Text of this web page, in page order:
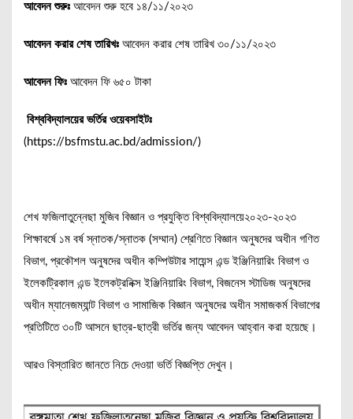
আবেদন শুরুঃ আবেদন শুরু হবে ১৪/১১/২০২৩
আবেদন করার শেষ তারিখঃ আবেদন করার শেষ তারিখ ৩০/১১/২০২৩
আবেদন ফিঃ আবেদন ফি ৬৫০ টাকা
বিশ্ববিদ্যালয়ের ভর্তির ওয়েবসাইটঃ
(https://bsfmstu.ac.bd/admission/)
শেখ ফজিলাতুন্নেছা মুজিব বিজ্ঞান ও প্রযুক্তি বিশ্ববিদ্যালয়ে২০২৩-২০২৩
শিক্ষাবর্ষে ১ম বর্ষ স্নাতক/স্নাতক (সম্মান) শ্রেণিতে বিজ্ঞান অনুষদের অধীন গণিত
বিভাগ, প্রকৌশল অনুষদের অধীন কম্পিউটার সায়েন্স এন্ড ইঞ্জিনিয়ারিং বিভাগ ও
ইলেকট্রিকাল এন্ড ইলেকট্রনিক্স ইঞ্জিনিয়ারিং বিভাগ, বিজনেস স্টাডিজ অনুষদের
অধীন ম্যানেজম্যান্ট বিভাগ ও সামাজিক বিজ্ঞান অনুষদের অধীন সমাজকর্ম বিভাগের
প্রতিটিতে ৩০টি আসনে ছাত্র-ছাত্রী ভর্তির জন্য আবেদন আহ্বান করা হয়েছে।
আরও বিস্তারিত জানতে নিচে দেওয়া ভর্তি বিজ্ঞপ্তি দেখুন।